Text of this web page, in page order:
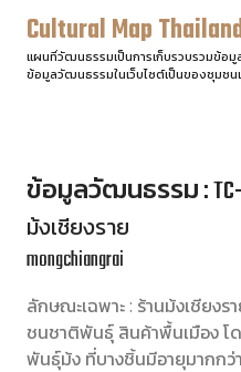
Cultural Map
แผนที่วัฒนธรรมเป็นการเก็บรวบรวมข้อมู
ข้อมูลวัฒนธรรมในเว็บไซต์เป็นของชุมช
ข้อมูลวัฒนธรรม : TC-
ม้งเชียงราย
mongchiangrai
ลักษณะเฉพาะ : ร้านม้งเชียง
ชนชาติพันธุ์ สินค้าพื้นเมือง
พันธุ์ม้ง ที่บางชิ้นมีอายุมากกว่